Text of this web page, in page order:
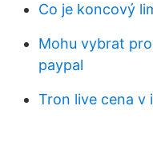
Co je koncový
Mohu vybrat
paypal
Tron live cena v